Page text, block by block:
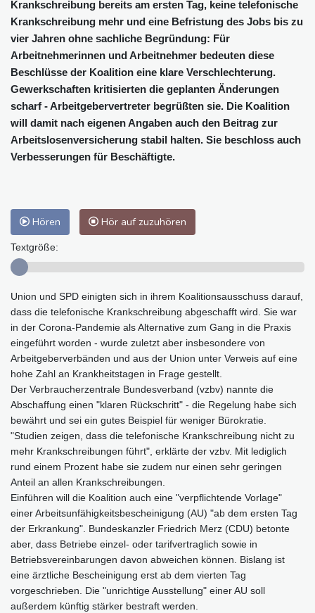
Krankschreibung bereits am ersten Tag, keine telefonische
Krankschreibung mehr und eine Befristung des Jobs bis zu
vier Jahren ohne sachliche Begründung: Für
Arbeitnehmerinnen und Arbeitnehmer bedeuten diese
Beschlüsse der Koalition eine klare Verschlechterung.
Gewerkschaften kritisierten die geplanten Änderungen
scharf - Arbeitgebervertreter begrüßten sie. Die Koalition
will damit nach eigenen Angaben auch den Beitrag zur
Arbeitslosenversicherung stabil halten. Sie beschloss auch
Verbesserungen für Beschäftigte.
Hören Hör auf zuzuhören
Textgröße:
Union und SPD einigten sich in ihrem Koalitionsausschuss darauf,
dass die telefonische Krankschreibung abgeschafft wird. Sie war
in der Corona-Pandemie als Alternative zum Gang in die Praxis
eingeführt worden - wurde zuletzt aber insbesondere von
Arbeitgeberverbänden und aus der Union unter Verweis auf eine
hohe Zahl an Krankheitstagen in Frage gestellt.
Der Verbraucherzentrale Bundesverband (vzbv) nannte die
Abschaffung einen "klaren Rückschritt" - die Regelung habe sich
bewährt und sei ein gutes Beispiel für weniger Bürokratie.
"Studien zeigen, dass die telefonische Krankschreibung nicht zu
mehr Krankschreibungen führt", erklärte der vzbv. Mit lediglich
rund einem Prozent habe sie zudem nur einen sehr geringen
Anteil an allen Krankschreibungen.
Einführen will die Koalition auch eine "verpflichtende Vorlage"
einer Arbeitsunfähigkeitsbescheinigung (AU) "ab dem ersten Tag
der Erkrankung". Bundeskanzler Friedrich Merz (CDU) betonte
aber, dass Betriebe einzel- oder tarifvertraglich sowie in
Betriebsvereinbarungen davon abweichen können. Bislang ist
eine ärztliche Bescheinigung erst ab dem vierten Tag
vorgeschrieben. Die "unrichtige Ausstellung" einer AU soll
außerdem künftig stärker bestraft werden.